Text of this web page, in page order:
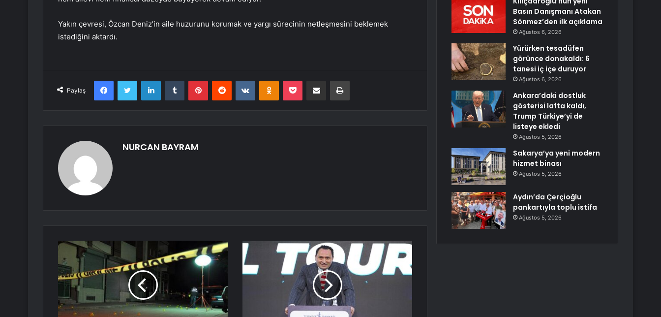
Yakın çevresi, Özcan Deniz’in aile huzurunu korumak ve yargı sürecinin netleşmesini beklemek
istediğini aktardı.
Paylaş
FacebookTwitter LinkedInTumblr PinterestReddit VKontakteOdnoklassniki
Pocket E-Posta ile paylaş Yazdır
NURCAN BAYRAM
Basın Danışmanı Atakan
Sönmez’den ilk açıklama
Ağustos 6, 2026
Yürürken tesadüfen
görünce donakaldı: 6
tanesi iç içe duruyor
Ağustos 6, 2026
Ankara’daki dostluk
gösterisi lafta kaldı,
Trump Türkiye’yi de
listeye ekledi
Ağustos 5, 2026
Sakarya’ya yeni modern
hizmet binası
Ağustos 5, 2026
Aydın’da Çerçioğlu
pankartıyla toplu istifa
Ağustos 5, 2026